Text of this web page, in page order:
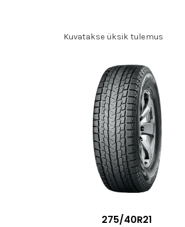
Kuvatakse üksik tulemus
275/40R21